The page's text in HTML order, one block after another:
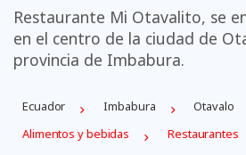
Restaurante Mi Otavalito, se
en el centro de la ciudad de
provincia de Imbabura.
Ecuador Imbabura Otavalo
Alimentos y bebidas
Restaurantes